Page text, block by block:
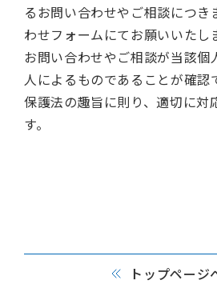
るお問い合わせやご相談につき
わせフォームにてお願いいたし
お問い合わせやご相談が当該個
人によるものであることが確認
保護法の趣旨に則り、適切に対
す。
トップページ